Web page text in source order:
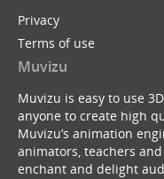
Privacy
Terms of use
Muvizu
Muvizu is easy to use
anyone to create high
Muvizu’s animation
animators, teachers
enchant and delight